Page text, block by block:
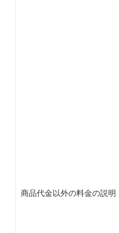
商品代金以外の料金の説明